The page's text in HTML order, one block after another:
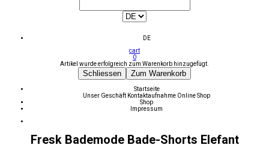
DE
cart
0
Artikel wurde erfolgreich zum Warenkorb hinzugefügt.
Schliessen Zum Warenkorb
Startseite
Unser Geschäft Kontaktaufnahme Online Shop
Shop
Impressum
Fresk Bademode Bade-Shorts Elefant